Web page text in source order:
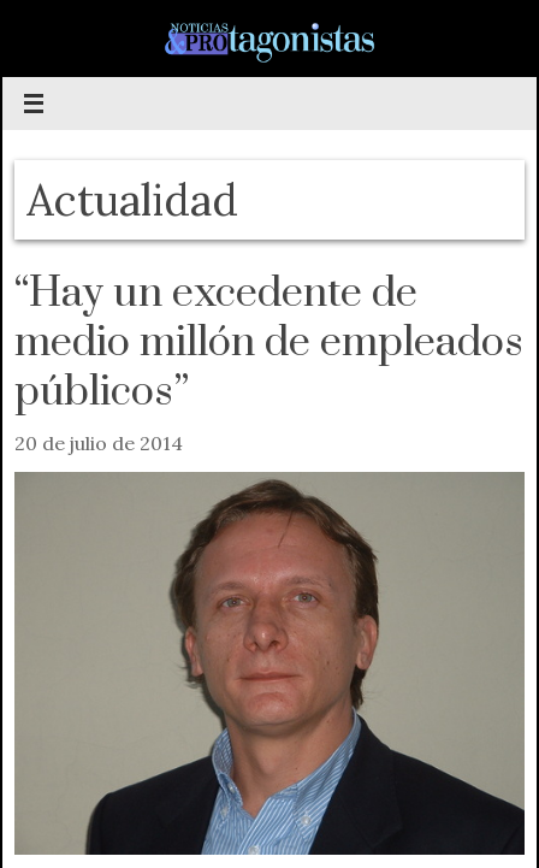
contenido
Actualidad
“Hay un excedente de
medio millón de empleados
públicos”
20 de julio de 2014